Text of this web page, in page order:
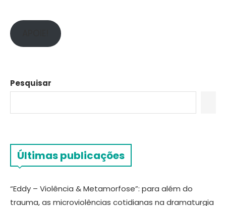
Pesquisar
Últimas publicações
“Eddy – Violência & Metamorfose”: para além do
trauma, as microviolências cotidianas na dramaturgia